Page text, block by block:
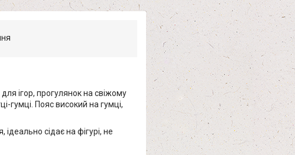
ігор, прогулянок на свіжому
гумці. Пояс високий на гумці,
сідає на фігурі, не